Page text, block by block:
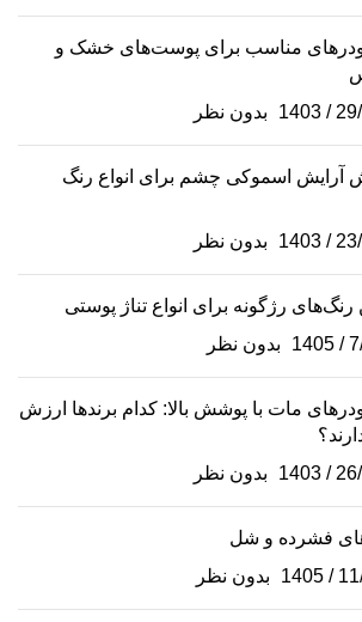
مناسب برای پوست‌های خشک و
بدون نظر
آرایش اسموکی چشم برای انواع رنگ
بدون نظر
رنگ‌های رژگونه برای انواع تناژ پوستی
بدون نظر
مات با پوشش بالا: کدام برندها ارزش
بدون نظر
فشرده و شل
بدون نظر